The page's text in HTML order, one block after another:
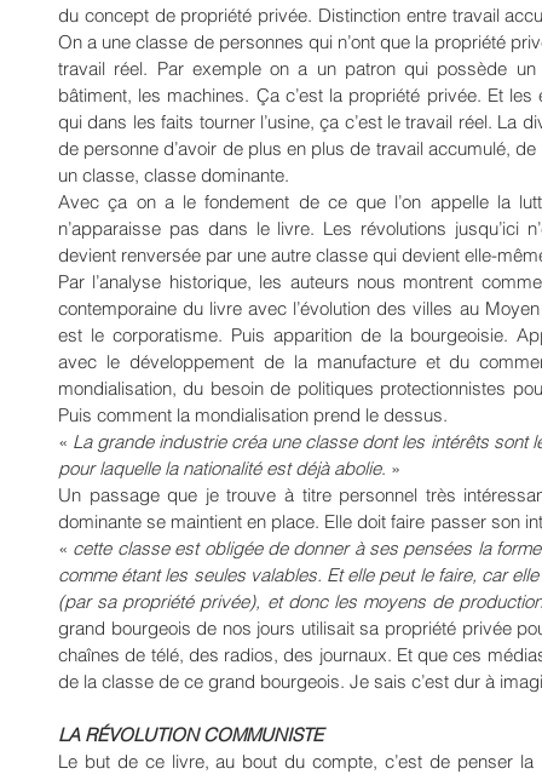
du concept de propriété privée. Distinction entre travail
On a une classe de personnes qui n’ont que la propriété
travail réel. Par exemple on a un patron qui possède
bâtiment, les machines. Ça c’est la propriété privée. Et
qui dans les faits tourner l’usine, ça c’est le travail réel. La
de personne d’avoir de plus en plus de travail accumulé,
un classe, classe dominante.
Avec ça on a le fondement de ce que l’on appelle la
n’apparaisse pas dans le livre. Les révolutions jusqu’ici
devient renversée par une autre classe qui devient elle-
Par l’analyse historique, les auteurs nous montrent
contemporaine du livre avec l’évolution des villes au
est le corporatisme. Puis apparition de la bourgeoisie.
avec le développement de la manufacture et du
mondialisation, du besoin de politiques protectionnistes
Puis comment la mondialisation prend le dessus.
« La grande industrie créa une classe dont les intérêts sont
pour laquelle la nationalité est déjà abolie. »
Un passage que je trouve à titre personnel très
dominante se maintient en place. Elle doit faire passer son
« cette classe est obligée de donner à ses pensées la
comme étant les seules valables. Et elle peut le faire, car
(par sa propriété privée), et donc les moyens de
grand bourgeois de nos jours utilisait sa propriété privée
chaînes de télé, des radios, des journaux. Et que ces
de la classe de ce grand bourgeois. Je sais c’est dur à
LA RÉVOLUTION COMMUNISTE
Le but de ce livre, au bout du compte, c’est de penser la